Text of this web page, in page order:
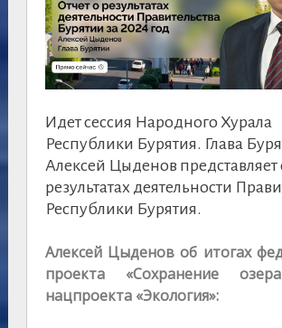
Идет сессия Народного Хурала
Республики Бурятия. Глава
Алексей Цыденов представляет
результатах деятельности
Республики Бурятия.
Алексей Цыденов об итогах
проекта «Сохранение
нацпроекта «Экология»: